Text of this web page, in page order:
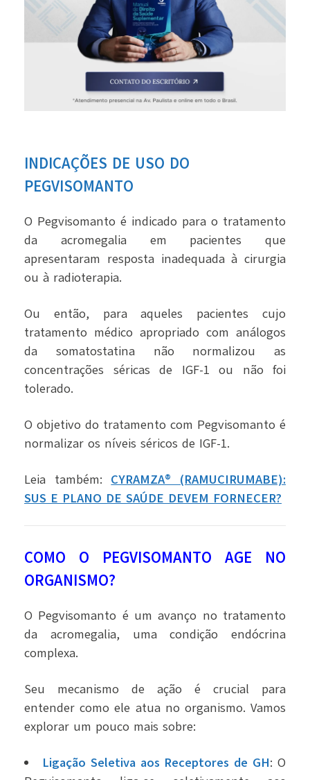
INDICAÇÕES DE USO DO
PEGVISOMANTO
O Pegvisomanto é indicado para o tratamento
da acromegalia em pacientes que
apresentaram resposta inadequada à cirurgia
ou à radioterapia.
Ou então, para aqueles pacientes cujo
tratamento médico apropriado com análogos
da somatostatina não normalizou as
concentrações séricas de IGF-1 ou não foi
tolerado.
O objetivo do tratamento com Pegvisomanto é
normalizar os níveis séricos de IGF-1.
Leia também: CYRAMZA® (RAMUCIRUMABE):
SUS E PLANO DE SAÚDE DEVEM FORNECER?
COMO O PEGVISOMANTO AGE NO
ORGANISMO?
O Pegvisomanto é um avanço no tratamento
da acromegalia, uma condição endócrina
complexa.
Seu mecanismo de ação é crucial para
entender como ele atua no organismo. Vamos
explorar um pouco mais sobre:
Ligação Seletiva aos Receptores de GH: O